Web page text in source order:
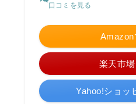
口コミを見る
Amazon
楽天市
Yahoo!ショッ